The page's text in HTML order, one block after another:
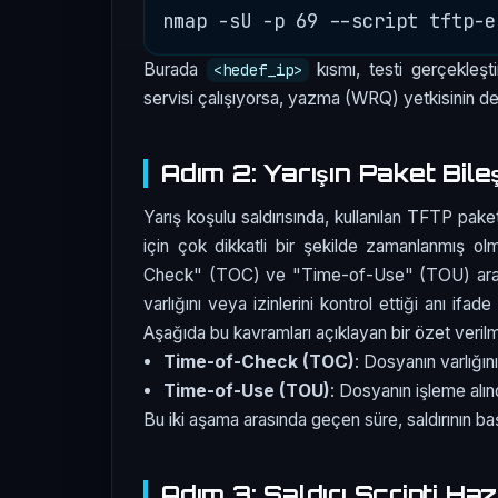
Burada <hedef_ip>
kısmı, testi
servisi çalışıyorsa, yazma (WRQ) yetkisinin
Adım 2: Yarışın Paket
Yarış koşulu saldırısında, kullanılan TFTP
için çok dikkatli bir şekilde zamanlanmış
Check" (TOC) ve "Time-of-Use" (TOU)
varlığını veya izinlerini kontrol ettiği anı
Aşağıda bu kavramları açıklayan bir özet
Time-of-Check (TOC): Dosyanın
Time-of-Use (TOU): Dosyanın işleme
Bu iki aşama arasında geçen süre, saldırının